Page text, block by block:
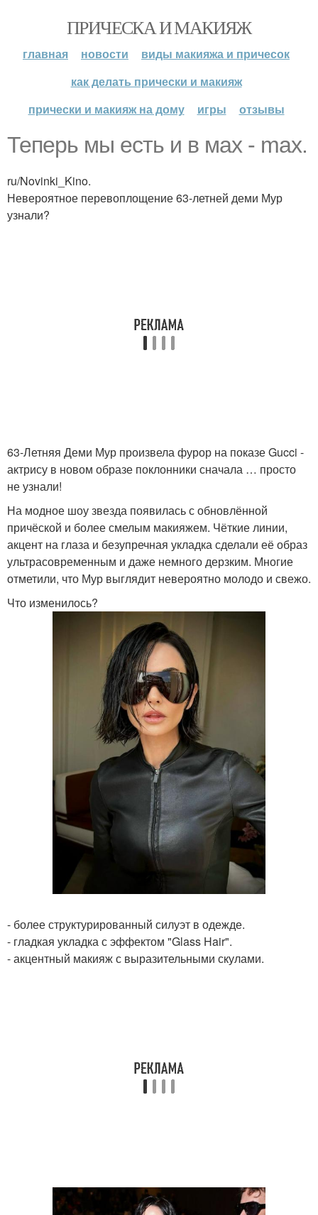
ПРИЧЕСКА И МАКИЯЖ
главная новости
виды макияжа и причесок
как делать прически и макияж
прически и макияж на дому
игры отзывы
Теперь мы есть и в мах - max.
ru/Novinki_Kino.
Невероятное перевоплощение 63-летней деми Мур
узнали?
63-Летняя Деми Мур произвела фурор на показе Gucci -
актрису в новом образе поклонники сначала … просто
не узнали!
На модное шоу звезда появилась с обновлённой
причёской и более смелым макияжем. Чёткие линии,
акцент на глаза и безупречная укладка сделали её образ
ультрасовременным и даже немного дерзким. Многие
отметили, что Мур выглядит невероятно молодо и свежо.
Что изменилось?
- более структурированный силуэт в одежде.
- гладкая укладка с эффектом "Glass Hair".
- акцентный макияж с выразительными скулами.